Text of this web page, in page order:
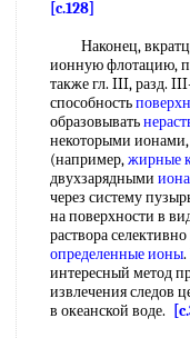
[c.128]
Наконец,
ионную флотацию,
также гл. III, разд.
способность
образовывать
некоторыми
(например,жирные
двухзарядными
через систему
на поверхности в
раствора
определенные ионы.
интересный метод
извлечения следов
в океанской воде.